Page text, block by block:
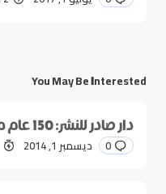
You May Be Interested
دار صادر للنشر: 150 عام من العطاء
0 ديسمبر 1, 2014